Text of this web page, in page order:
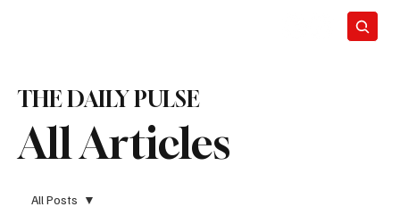
All Articles
THE DAILY PULSE
All Posts